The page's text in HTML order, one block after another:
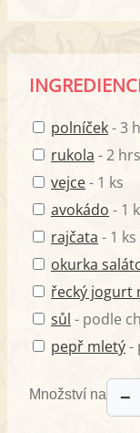
polníček- 3
rukola - 2
vejce- 1 ks
avokádo - 1
rajčata - 1 ks
okurka
řecký jogurt
sůl - podle
pepř mletý-
Množství na −